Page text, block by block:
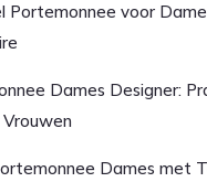
Portemonnee voor
Dames Designer:
Dames met